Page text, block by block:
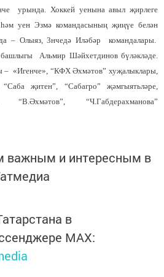
урында. Хоккей уенына авыл җирлеге
һәм уен Эзмә командасының җиңүе белән
– Олыяз, 3нчедә Иләбәр командалары.
Альмир Шәйхетдинов бүләкләде.
– «Игенче», “КФХ Әхмәтов” хуҗалыклары,
җитен”, “Сабагро” җәмгыятьләре,
“Ч.Габдерах­манова”
важным и интересным в
в
MАХ: